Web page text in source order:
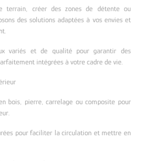
terrain, créer des zones de détente ou
des solutions adaptées à vos envies et
variés et de qualité pour garantir des
intégrées à votre cadre de vie.
bois, pierre, carrelage ou composite pour
pour faciliter la circulation et mettre en